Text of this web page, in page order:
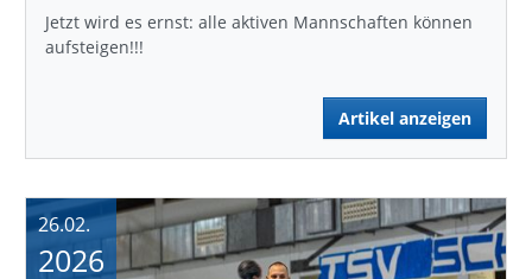
Jetzt wird es ernst: alle aktiven Mannschaften können
aufsteigen!!!
Artikel anzeigen
26.02.
2026